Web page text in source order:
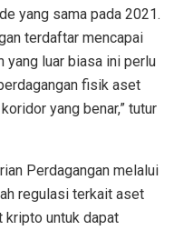
yang sama pada 2021.
terdaftar mencapai
yang luar biasa ini perlu
fisik aset
yang benar,” tutur
Perdagangan melalui
regulasi terkait aset
kripto untuk dapat